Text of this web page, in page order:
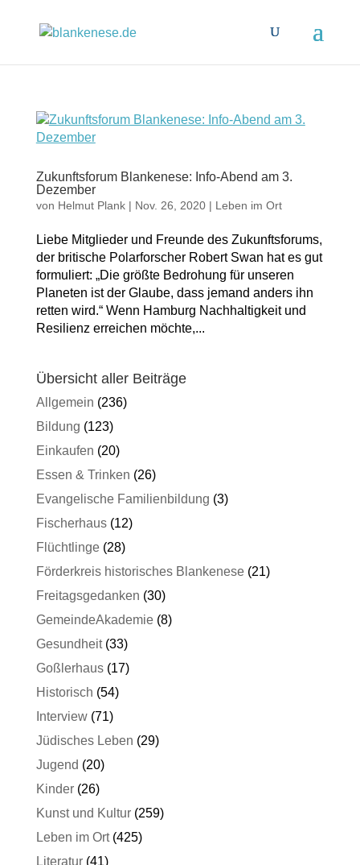
Zukunftsforum Blankenese: Info-Abend am 3.
Dezember
von Helmut Plank| Nov. 26, 2020| Leben im Ort
Liebe Mitglieder und Freunde des Zukunftsforums,
der britische Polarforscher Robert Swan hat es gut
formuliert: „Die größte Bedrohung für unseren
Planeten ist der Glaube, dass jemand anders ihn
retten wird.“ Wenn Hamburg Nachhaltigkeit und
Resilienz erreichen möchte,...
Übersicht aller Beiträge
Allgemein (236)
Bildung (123)
Einkaufen (20)
Essen & Trinken (26)
Evangelische Familienbildung (3)
Fischerhaus(12)
Flüchtlinge(28)
Förderkreis historisches Blankenese(21)
Freitagsgedanken (30)
GemeindeAkademie(8)
Gesundheit(33)
Goßlerhaus(17)
Historisch (54)
Interview(71)
Jüdisches Leben (29)
Jugend (20)
Kinder(26)
Kunst und Kultur(259)
Leben im Ort(425)
Literatur(41)